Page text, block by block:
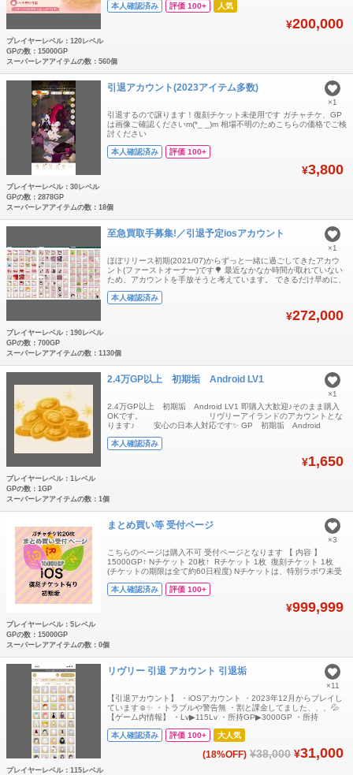
成 ・フレンド整理可能 ※ご希望があれば対応します
本人確認済み 評価 100+ 人気
¥200,000
プレイヤーレベル：120レベル
GPの数：15000GP
スーパーレアアイテムの数：560個
引退アカウント(2023アイテム多数)
引退するので譲ります！復刻チケット未使用です ガチャチケ、GP
は画像ご確認くださいm(*_ _)m 相場不明のためこちらの価格でご検
討ください
本人確認済み 評価 100+
¥3,800
×1
プレイヤーレベル：30レベル
GPの数：2878GP
スーパーレアアイテムの数：18個
至急買取手募集!／引退予定iosアカウント
ほぼリリース初期(2021/07)からずっと一緒に過ごしてきたアカウ
ント(ファーストオーナー)です🌳 最近なかなか時間が取れていない
ため、アカウントを手放そうと考えています。 できるだけ早めに、
げ交渉等も前向きに検討したいと思っております…！ (そもそもの
本人確認済み
¥272,000
×1
プレイヤーレベル：190レベル
GPの数：700GP
スーパーレアアイテムの数：1130個
2.4万GP以上 初期垢 Android LV1
2.4万GP以上 初期垢 Android LV1 即購入大歓迎♪そのまま購入
OKです。 リヴリーアイランドのアカウントとな
ります♪ 安心の日本人対応です✨ GP 初期垢 Android
本人確認済み
¥1,650
×1
プレイヤーレベル：1レベル
GPの数：1GP
スーパーレアアイテムの数：1個
まとめ買い等 受付ページ
こちらのページは購入不可 受付ページとなります 【 内容 】
15000GP↑ Nチケット 20枚↑ Rチケット 1枚 復刻チケット 1枚
(チケットの期限は全て約60日程度) Nチケットは、特別ラボワ未受
定(AndroidではGPが消滅) ・GPが多いので、好きなものを復刻し
本人確認済み 評価 100+
¥999,999
×3
プレイヤーレベル：5レベル
GPの数：15000GP
スーパーレアアイテムの数：0個
リヴリー 引退 アカウント 引退垢
【引退アカウント】 ・iOSアカウント ・2023年12月からプレイし
ています☺️✨ ・トラブルや警告無 ・割と課金してました、、、💦
【ゲーム内情報】 ・Lv▶︎115Lv ・所持GP▶︎3000GP ・所持
いては、画像ご覧下さい🙌 ダブりもありますので、交換等も楽しめ
本人確認済み 評価 100+ 大人気
(18%OFF) ¥38,000 ¥31,000
×11
プレイヤーレベル：115レベル